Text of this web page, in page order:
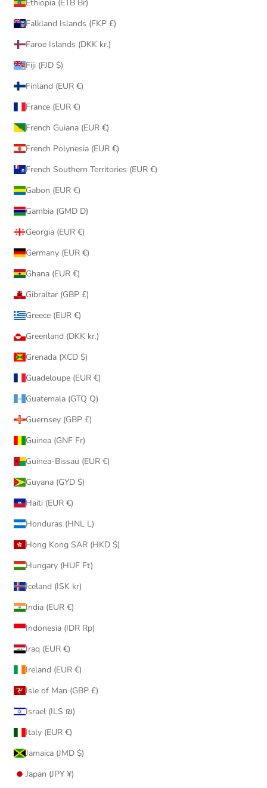
Ethiopia (ETB Br)
Falkland Islands (FKP £)
Faroe Islands (DKK kr.)
Fiji (FJD $)
Finland (EUR €)
France (EUR €)
French Guiana (EUR €)
French Polynesia (EUR €)
French Southern Territories (EUR €)
Gabon (EUR €)
Gambia (GMD D)
Georgia (EUR €)
Germany (EUR €)
Ghana (EUR €)
Gibraltar (GBP £)
Greece (EUR €)
Greenland (DKK kr.)
Grenada (XCD $)
Guadeloupe (EUR €)
Guatemala (GTQ Q)
Guernsey (GBP £)
Guinea (GNF Fr)
Guinea-Bissau (EUR €)
Guyana (GYD $)
Haiti (EUR €)
Honduras (HNL L)
Hong Kong SAR (HKD $)
Hungary (HUF Ft)
Iceland (ISK kr)
India (EUR €)
Indonesia (IDR Rp)
Iraq (EUR €)
Ireland (EUR €)
Isle of Man (GBP £)
Israel (ILS ₪)
Italy (EUR €)
Jamaica (JMD $)
Japan (JPY ¥)